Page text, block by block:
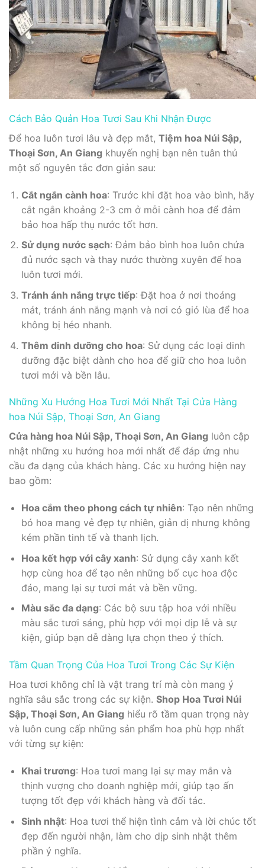
Cách Bảo Quản Hoa Tươi Sau Khi Nhận Được
Để hoa luôn tươi lâu và đẹp mắt, Tiệm hoa Núi Sập,
Thoại Sơn, An Giang khuyến nghị bạn nên tuân thủ
một số nguyên tắc đơn giản sau:
Cắt ngắn cành hoa: Trước khi đặt hoa vào bình, hãy
cắt ngắn khoảng 2-3 cm ở mỗi cành hoa để đảm
bảo hoa hấp thụ nước tốt hơn.
Sử dụng nước sạch: Đảm bảo bình hoa luôn chứa
đủ nước sạch và thay nước thường xuyên để hoa
luôn tươi mới.
Tránh ánh nắng trực tiếp: Đặt hoa ở nơi thoáng
mát, tránh ánh nắng mạnh và nơi có gió lùa để hoa
không bị héo nhanh.
Thêm dinh dưỡng cho hoa: Sử dụng các loại dinh
dưỡng đặc biệt dành cho hoa để giữ cho hoa luôn
tươi mới và bền lâu.
Những Xu Hướng Hoa Tươi Mới Nhất Tại Cửa Hàng
hoa Núi Sập, Thoại Sơn, An Giang
Cửa hàng hoa Núi Sập, Thoại Sơn, An Giang luôn cập
nhật những xu hướng hoa mới nhất để đáp ứng nhu
cầu đa dạng của khách hàng. Các xu hướng hiện nay
bao gồm:
Hoa cắm theo phong cách tự nhiên: Tạo nên những
bó hoa mang vẻ đẹp tự nhiên, giản dị nhưng không
kém phần tinh tế và thanh lịch.
Hoa kết hợp với cây xanh: Sử dụng cây xanh kết
hợp cùng hoa để tạo nên những bố cục hoa độc
đáo, mang lại sự tươi mát và bền vững.
Màu sắc đa dạng: Các bộ sưu tập hoa với nhiều
màu sắc tươi sáng, phù hợp với mọi dịp lễ và sự
kiện, giúp bạn dễ dàng lựa chọn theo ý thích.
Tầm Quan Trọng Của Hoa Tươi Trong Các Sự Kiện
Hoa tươi không chỉ là vật trang trí mà còn mang ý
nghĩa sâu sắc trong các sự kiện. Shop Hoa Tươi Núi
Sập, Thoại Sơn, An Giang hiểu rõ tầm quan trọng này
và luôn cung cấp những sản phẩm hoa phù hợp nhất
với từng sự kiện:
Khai trương: Hoa tươi mang lại sự may mắn và
thịnh vượng cho doanh nghiệp mới, giúp tạo ấn
tượng tốt đẹp với khách hàng và đối tác.
Sinh nhật: Hoa tươi thể hiện tình cảm và lời chúc tốt
đẹp đến người nhận, làm cho dịp sinh nhật thêm
phần ý nghĩa.